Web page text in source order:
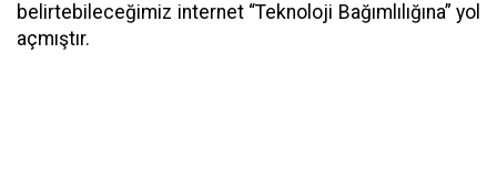
belirtebileceğimiz internet “Teknoloji Bağımlılığına” yol
açmıştır.